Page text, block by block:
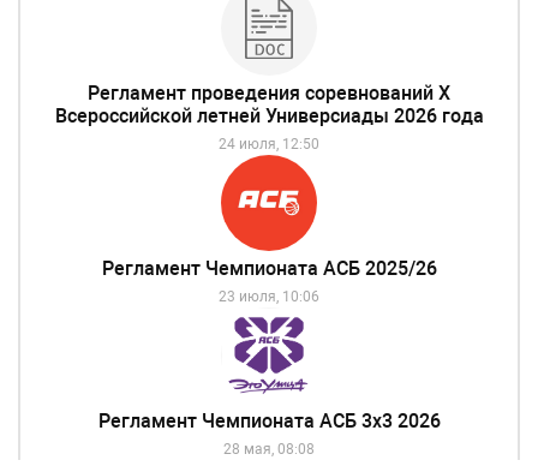
Регламент проведения соревнований Х
Всероссийской летней Универсиады 2026 года
24 июля, 12:50
Регламент Чемпионата АСБ 2025/26
23 июля, 10:06
Регламент Чемпионата АСБ 3х3 2026
28 мая, 08:08